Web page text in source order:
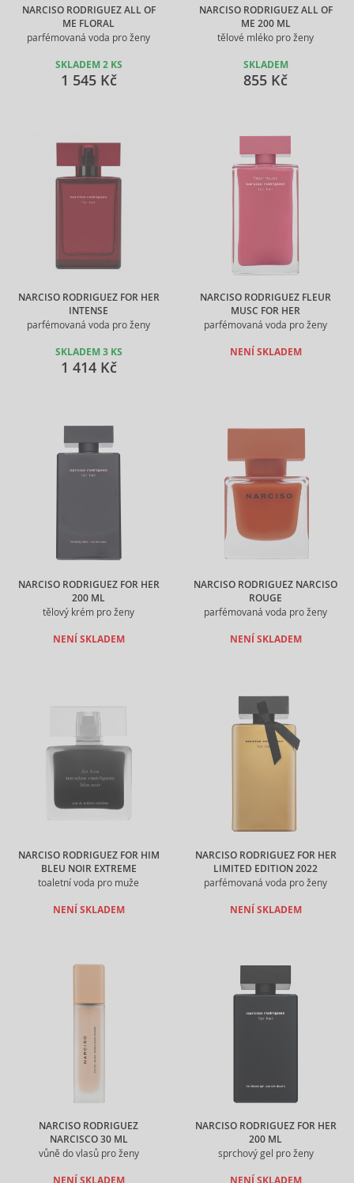
NARCISO RODRIGUEZ ALL OF
ME FLORAL
parfémovaná voda pro ženy
SKLADEM 2 KS
1 545 Kč
NARCISO RODRIGUEZ ALL OF
ME 200 ML
tělové mléko pro ženy
SKLADEM
855 Kč
NARCISO RODRIGUEZ FOR HER
INTENSE
parfémovaná voda pro ženy
SKLADEM 3 KS
1 414 Kč
NARCISO RODRIGUEZ FLEUR
MUSC FOR HER
parfémovaná voda pro ženy
NENÍ SKLADEM
NARCISO RODRIGUEZ FOR HER
200 ML
tělový krém pro ženy
NENÍ SKLADEM
NARCISO RODRIGUEZ NARCISO
ROUGE
parfémovaná voda pro ženy
NENÍ SKLADEM
NARCISO RODRIGUEZ FOR HIM
BLEU NOIR EXTREME
toaletní voda pro muže
NENÍ SKLADEM
NARCISO RODRIGUEZ FOR HER
LIMITED EDITION 2022
parfémovaná voda pro ženy
NENÍ SKLADEM
NARCISO RODRIGUEZ
NARCISCO 30 ML
vůně do vlasů pro ženy
NARCISO RODRIGUEZ FOR HER
200 ML
sprchový gel pro ženy